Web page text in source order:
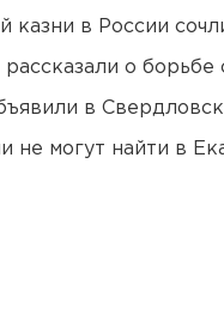
казни в России
рассказали о
в
не могут найти в